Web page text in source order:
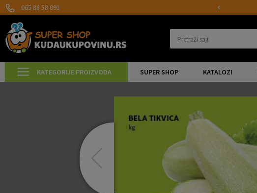
065 88 58 091
Pretraži sajt
KATEGORIJE PROIZVODA SUPER SHOP KATALOZI